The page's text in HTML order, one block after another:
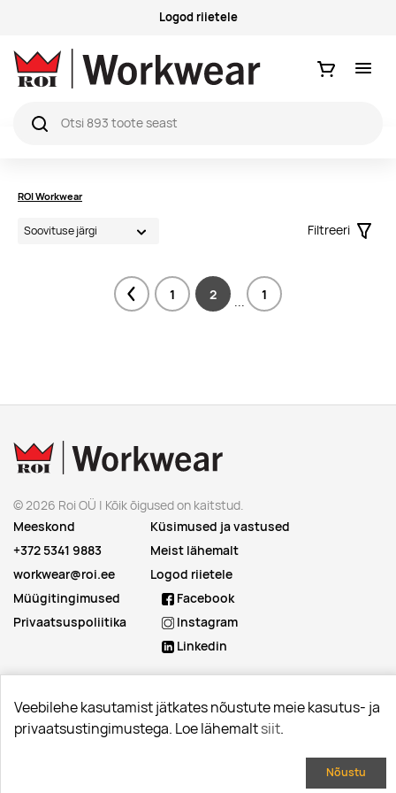
Logod riietele
Ostukorv
ROI Workwear
Filtreeri
Filter
Previous
1 2 ... 1
© 2026 Roi OÜ | Kõik õigused on kaitstud.
Meeskond
+372 5341 9883
workwear@roi.ee
Küsimused ja vastused
Meist lähemalt
Logod riietele
Müügitingimused
Privaatsuspoliitika
Facebook
Instagram
Linkedin
Veebilehe kasutamist jätkates nõustute meie kasutus- ja
privaatsustingimustega. Loe lähemaltsiit.
Nõustu